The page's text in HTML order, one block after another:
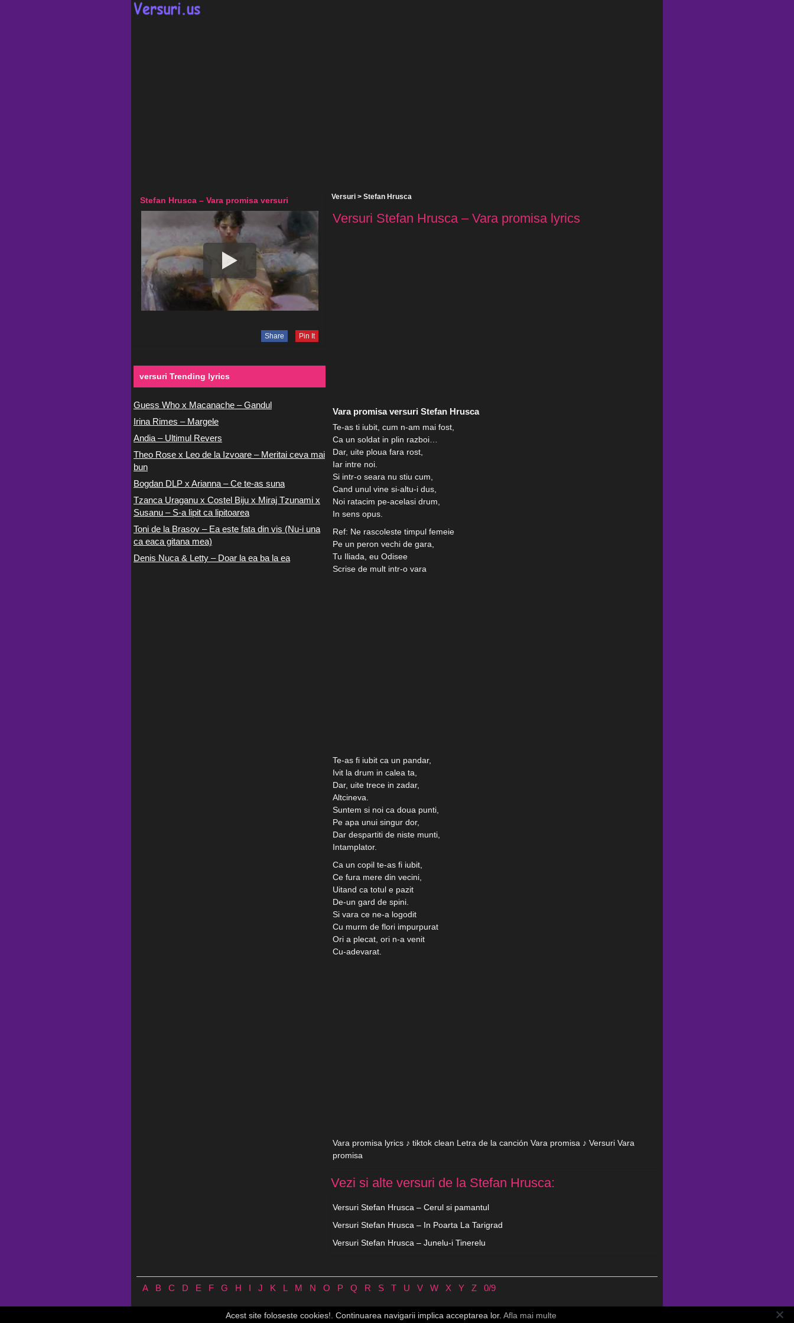
Versuri > Stefan Hrusca
Versuri Stefan Hrusca – Vara promisa lyrics
Vara promisa versuri Stefan Hrusca
Te-as ti iubit, cum n-am mai fost,
Ca un soldat in plin razboi…
Dar, uite ploua fara rost,
Iar intre noi.
Si intr-o seara nu stiu cum,
Cand unul vine si-altu-i dus,
Noi ratacim pe-acelasi drum,
In sens opus.
Ref: Ne rascoleste timpul femeie
Pe un peron vechi de gara,
Tu Iliada, eu Odisee
Scrise de mult intr-o vara
Te-as fi iubit ca un pandar,
Ivit la drum in calea ta,
Dar, uite trece in zadar,
Altcineva.
Suntem si noi ca doua punti,
Pe apa unui singur dor,
Dar despartiti de niste munti,
Intamplator.
Ca un copil te-as fi iubit,
Ce fura mere din vecini,
Uitand ca totul e pazit
De-un gard de spini.
Si vara ce ne-a logodit
Cu murm de flori impurpurat
Ori a plecat, ori n-a venit
Cu-adevarat.
Vara promisa lyrics ♪ tiktok clean Letra de la canción Vara promisa ♪ Versuri Vara
promisa
Vezi si alte versuri de la Stefan Hrusca:
Versuri Stefan Hrusca – Cerul si pamantul
Versuri Stefan Hrusca – In Poarta La Tarigrad
Versuri Stefan Hrusca – Junelu-i Tinerelu
Stefan Hrusca – Vara promisa versuri
Share Pin It
versuri Trending lyrics
Guess Who x Macanache – Gandul
Irina Rimes – Margele
Andia – Ultimul Revers
Theo Rose x Leo de la Izvoare – Meritai ceva mai
bun
Bogdan DLP x Arianna – Ce te-as suna
Tzanca Uraganu x Costel Biju x Miraj Tzunami x
Susanu – S-a lipit ca lipitoarea
Toni de la Brasov – Ea este fata din vis (Nu-i una
ca eaca gitana mea)
Denis Nuca & Letty – Doar la ea ba la ea
A B C D E F G H J K L M N O P Q R S T U V W X Y Z 0/9
Termeni de utilizare♪ Contact♪Cookie-uri
Acest site foloseste cookies!. Continuarea navigarii implica acceptarea lor. Afla mai multe